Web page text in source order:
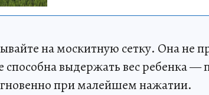
на москитную сетку. Она не
способна выдержать вес ребенка —
при малейшем нажатии.